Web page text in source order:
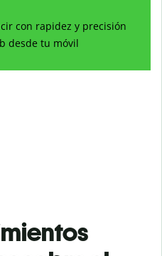
con rapidez y precisión
desde tu móvil